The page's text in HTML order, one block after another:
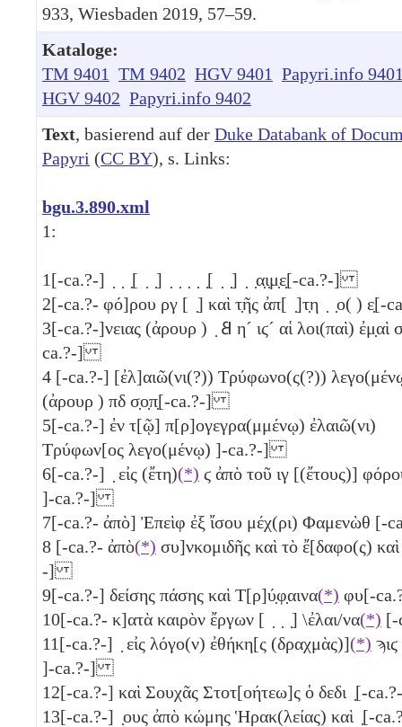
933, Wiesbaden 2019, 57–59.
Kataloge:
TM 9401 TM 9402 HGV 9401 Papyri.info
HGV 9402 Papyri.info 9402
Text, basierend auf der Duke Databank of
Papyri (CC BY), s. Links:
bgu.3.890.xml
1:
1[-ca.?-] ̣ ̣ ̣[ ̣ ̣] ̣ ̣ ̣ ̣ ̣[ ̣ ̣] ̣ ̣α̣ι̣μ̣ε̣[-ca.?-]
2[-ca.?- φό]ρου ργ [ ̣] καὶ τ̣ῆς ἀπ[ ̣]τ̣η ̣ ̣ο( )
3[-ca.?-]νειας (ἀρουρ ) ̣ 𐅸 η´ ιϛ´ αἱ λοι(παὶ) ἐμ̣αὶ
ca.?-]
4 [-ca.?-] [ἐλ]αιῶ(νι(?)) Τρύφωνο(ς(?))
(ἀρουρ ) πδ σ̣ο̣π̣[-ca.?-]
5[-ca.?-] ἐν τ[ῷ] π[ρ]ογεγρα(μμένῳ) ἐλαιῶ(νι)
Τρύφων[ος λεγο(μένῳ) ]-ca.?-]
6[-ca.?-] ̣ εἰς (ἔτη)(*) ϛ ἀπὸ τοῦ ιγ [(ἔτους)]
]-ca.?-]
7[-ca.?- ἀπὸ] Ἐπεὶφ ἐξ ἴσου μέχ(ρι) Φαμενὼθ
8 [-ca.?- ἀπὸ(*) συ]νκομιδῆς καὶ τὸ ἔ[δαφο(ς)
-]
9[-ca.?-] δείσης πάσης καὶ Τ[ρ]ύ̣φ̣αινα(*) φυ[-
10[-ca.?- κ]ατὰ καιρὸν ἔργων [ ̣ ̣ ̣] \ἐλαι/να(*)
11[-ca.?-] ̣ εἰς λόγο(ν) ἐθήκη[ς (δραχμὰς)](*) ϡιϛ
]-ca.?-]
12[-ca.?-] καὶ Σουχᾶς Στοτ[οήτεω]ς ὁ δεδι ̣[-
13[-ca.?-] ̣ους ἀπὸ κώμης Ἡρακ(λείας) καὶ ̣[-